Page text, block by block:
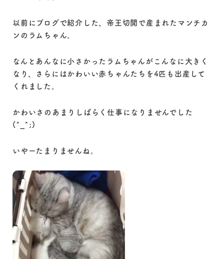
以前にブログで紹介した、帝王切開で産まれたマンチカ
ンのラムちゃん。
なんとあんなに小さかったラムちゃんがこんなに大きく
なり、さらにはかわいい赤ちゃんたちを4匹も出産して
くれました。
かわいさのあまりしばらく仕事になりませんでした
(^_^;)
いやーたまりませんね。